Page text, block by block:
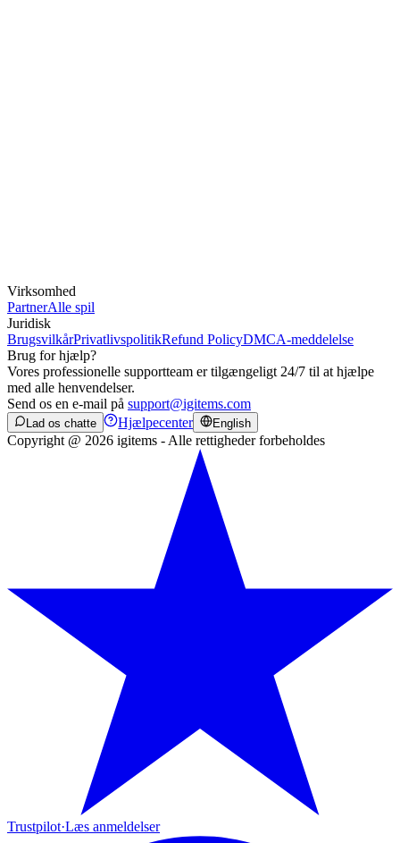
Virksomhed
PartnerAlle spil
Juridisk
BrugsvilkårPrivatlivspolitikRefund PolicyDMCA-meddelelse
Brug for hjælp?
Vores professionelle supportteam er tilgængeligt 24/7 til at hjælpe
med alle henvendelser.
Send os en e-mail på support@igitems.com
Lad os chatte Hjælpecenter English
Copyright @ 2026 igitems - Alle rettigheder forbeholdes
Trustpilot·Læs anmeldelser